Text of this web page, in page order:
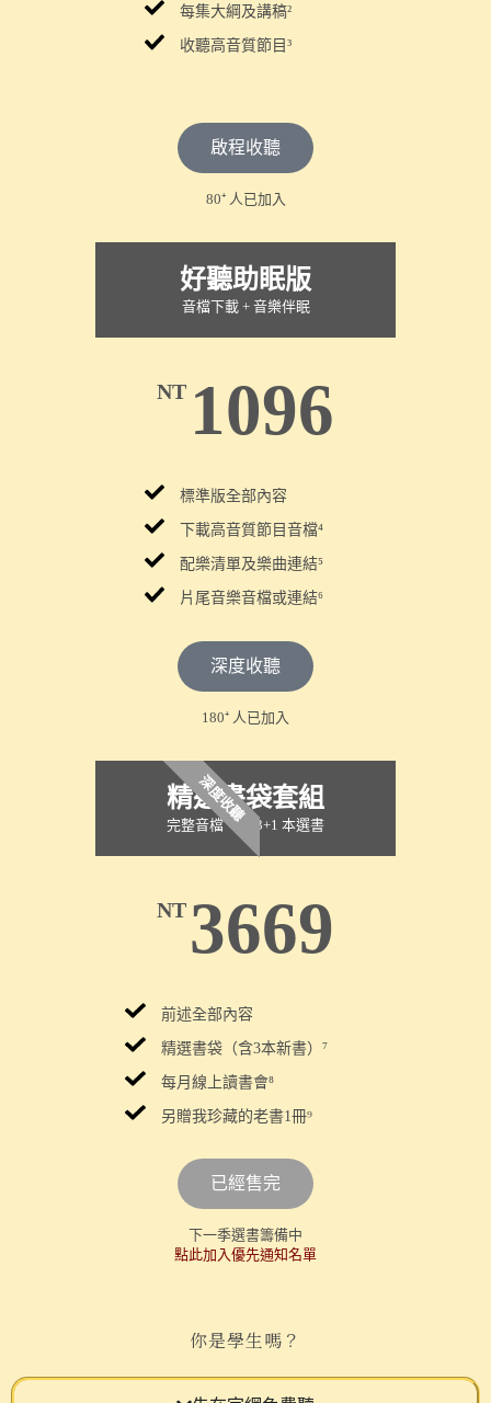
每集大綱及講稿²
收聽高音質節目³
啟程收聽
80⁺ 人已加入
好聽助眠版
音檔下載 + 音樂伴眠
NT 1096
標準版全部內容
下載高音質節目音檔⁴
配樂清單及樂曲連結⁵
片尾音樂音檔或連結⁶
深度收聽
180⁺ 人已加入
深度收聽
精選書袋套組
完整音檔，加 3+1 本選書
NT 3669
前述全部內容
精選書袋（含3本新書）⁷
每月線上讀書會⁸
另贈我珍藏的老書1冊⁹
已經售完
下一季選書籌備中
點此加入優先通知名單
你是學生嗎？